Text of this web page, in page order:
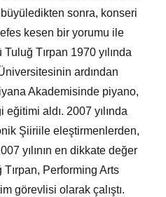
sonra, konseri
kesen bir yorumu ile
Tırpan 1970 yılında
ardından
Akademisinde piyano,
aldı. 2007 yılında
Şiiriile eleştirmenlerden,
yılının en dikkate değer
Performing Arts
görevlisi olarak çalıştı.